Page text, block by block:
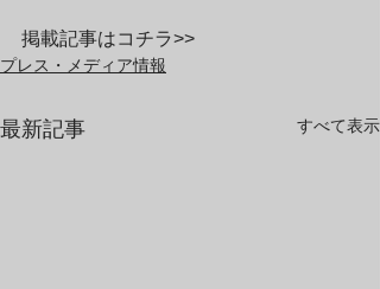
プレス・メディア情報
最新記事 すべて表示